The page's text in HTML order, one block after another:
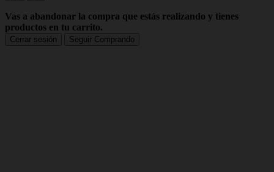
Vas a abandonar la compra que estás realizando y tienes
productos en tu carrito.
Cerrar sesión Seguir Comprando